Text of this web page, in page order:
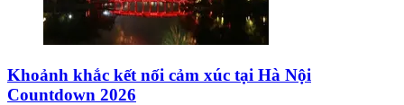
Khoảnh khắc kết nối cảm xúc tại Hà Nội
Countdown 2026